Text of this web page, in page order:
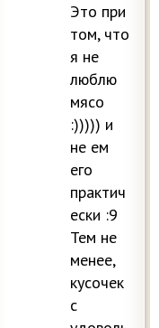
Это при
том, что
я не
люблю
мясо
:))))) и
не ем
его
практич
ески :9
Тем не
менее,
кусочек
с